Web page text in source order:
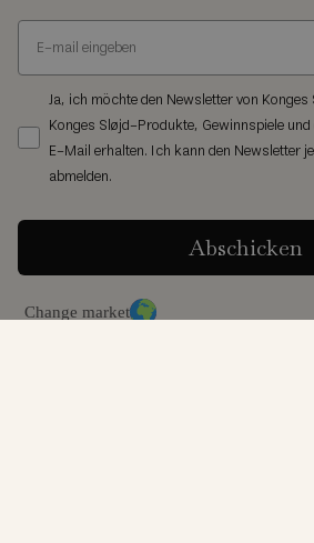
Ja, ich möchte den Newsletter von
Konges Sløjd-Produkte, Gewinnspiele
E-Mail erhalten. Ich kann den Newsletter
abmelden.
Abschicken
Change market